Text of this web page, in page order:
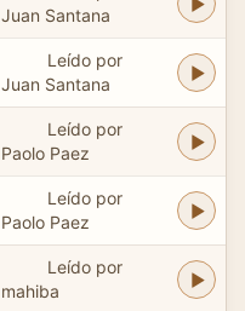
Juan Santana
Leído por
Juan Santana
Leído por
Paolo Paez
Leído por
Paolo Paez
Leído por
mahiba